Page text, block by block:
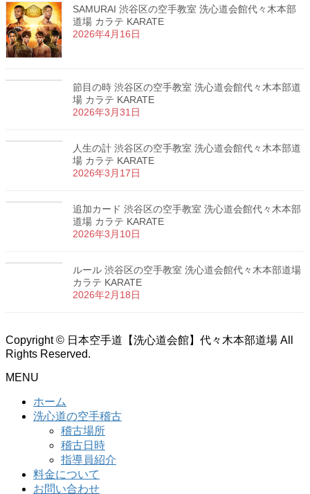
SAMURAI 渋谷区の空手教室 洗心道会館代々木本部
道場 カラテ KARATE
2026年4月16日
節目の時 渋谷区の空手教室 洗心道会館代々木本部道
場 カラテ KARATE
2026年3月31日
人生の計 渋谷区の空手教室 洗心道会館代々木本部道
場 カラテ KARATE
2026年3月17日
追加カード 渋谷区の空手教室 洗心道会館代々木本部
道場 カラテ KARATE
2026年3月10日
ルール 渋谷区の空手教室 洗心道会館代々木本部道場
カラテ KARATE
2026年2月18日
Copyright © 日本空手道【洗心道会館】代々木本部道場 All
Rights Reserved.
MENU
ホーム
洗心道の空手稽古
稽古場所
稽古日時
指導員紹介
料金について
お問い合わせ